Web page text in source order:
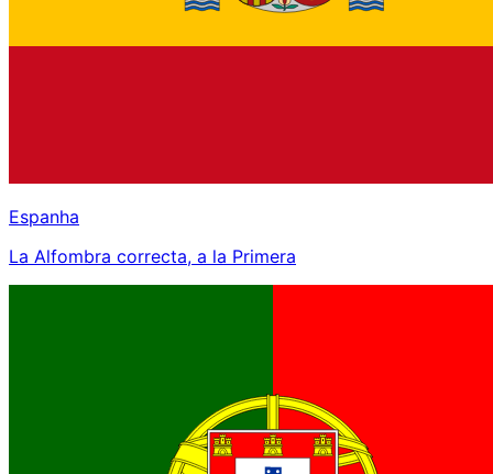
Espanha
La Alfombra correcta, a la Primera